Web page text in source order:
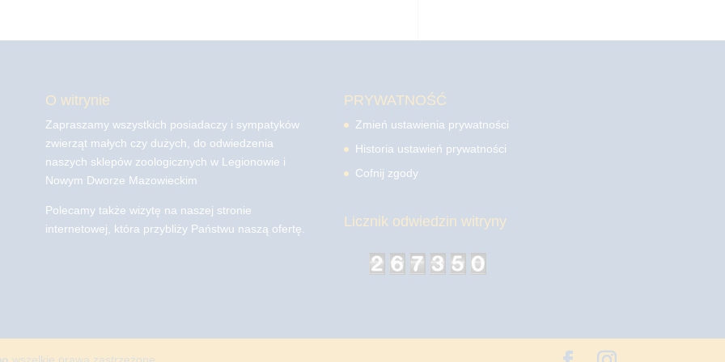
O witrynie
Zapraszamy wszystkich posiadaczy i sympatyków
zwierząt małych czy dużych, do odwiedzenia
naszych sklepów zoologicznych w Legionowie i
Nowym Dworze Mazowieckim
Polecamy także wizytę na naszej stronie
internetowej, która przybliży Państwu naszą ofertę.
PRYWATNOŚĆ
Zmień ustawienia prywatności
Historia ustawień prywatności
Cofnij zgody
Licznik odwiedzin witryny